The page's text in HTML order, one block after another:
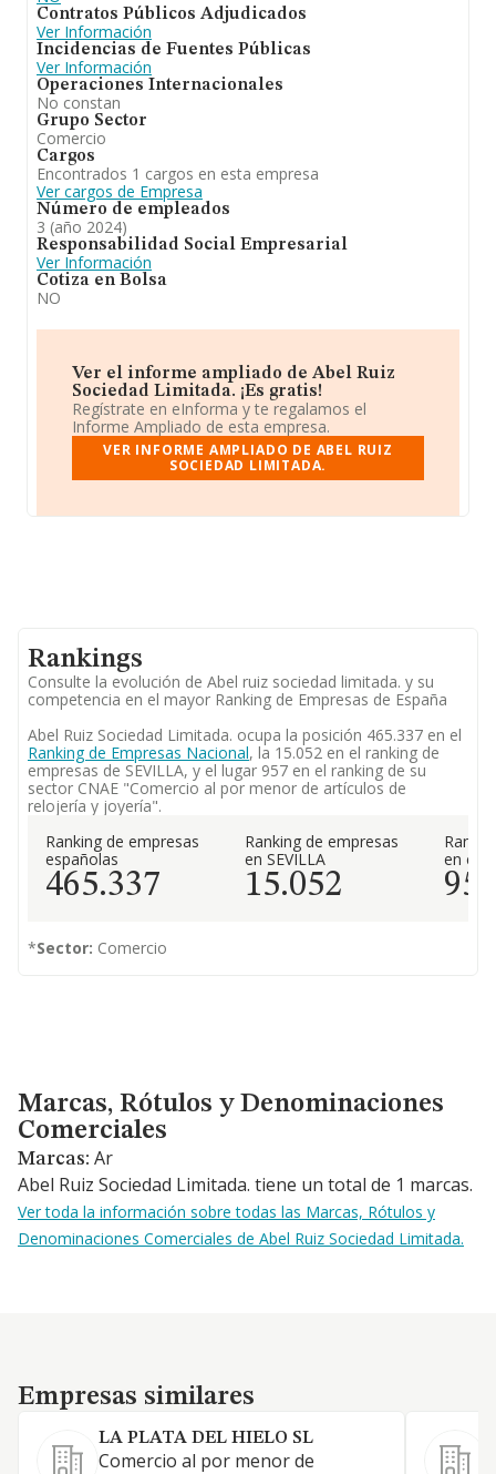
joyería en establecimientos especializados). En cuanto a
la posición en el ranking nacional, la empresa ha perdido
posiciones frente al 2023.
Contratos Públicos Adjudicados
Ver Información
Incidencias de Fuentes Públicas
Ver Información
Operaciones Internacionales
No constan
Grupo Sector
Comercio
Cargos
Encontrados 1 cargos en esta empresa
Ver cargos de Empresa
Número de empleados
3 (año 2024)
Responsabilidad Social Empresarial
Ver Información
Cotiza en Bolsa
NO
Ver el informe ampliado de Abel Ruiz
Sociedad Limitada. ¡Es gratis!
Regístrate en eInforma y te regalamos el
Informe Ampliado de esta empresa.
VER INFORME AMPLIADO DE ABEL RUIZ
SOCIEDAD LIMITADA.
Rankings
Consulte la evolución de Abel ruiz sociedad limitada. y su
competencia en el mayor Ranking de Empresas de España
Abel Ruiz Sociedad Limitada. ocupa la posición 465.337 en el
Ranking de Empresas Nacional, la 15.052 en el ranking de
empresas de SEVILLA, y el lugar 957 en el ranking de su
sector CNAE "Comercio al por menor de artículos de
relojería y joyería".
Ranking de empresas
españolas
465.337
Ranking de empresas
en SEVILLA
15.052
en el
957
*Sector: Comercio
Marcas, Rótulos y Denominaciones Comerciales
Marcas, Rótulos y Denominaciones
Comerciales
Marcas: Ar
Abel Ruiz Sociedad Limitada. tiene un total de 1 marcas.
Ver toda la información sobre todas las Marcas, Rótulos y
Denominaciones Comerciales de Abel Ruiz Sociedad Limitada.
Empresas similares
Empresas similares
LA PLATA DEL HIELO SL
Comercio al por menor de